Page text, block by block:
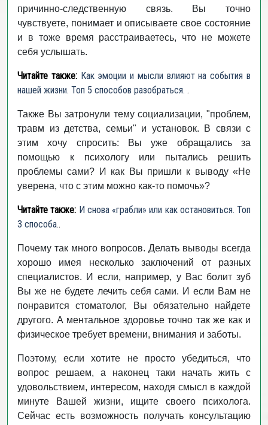
причинно-следственную связь. Вы точно
чувствуете, понимает и описываете свое состояние
и в тоже время расстраиваетесь, что не можете
себя услышать.
Читайте также: Как эмоции и мысли влияют на события в
нашей жизни. Топ 5 способов разобраться. .
Также Вы затронули тему социализации, "проблем,
травм из детства, семьи" и установок. В связи с
этим хочу спросить: Вы уже обращались за
помощью к психологу или пытались решить
проблемы сами? И как Вы пришли к выводу «Не
уверена, что с этим можно как-то помочь»?
Читайте также: И снова «грабли» или как остановиться. Топ
3 способа..
Почему так много вопросов. Делать выводы всегда
хорошо имея несколько заключений от разных
специалистов. И если, например, у Вас болит зуб
Вы же не будете лечить себя сами. И если Вам не
понравится стоматолог, Вы обязательно найдете
другого. А ментальное здоровье точно так же как и
физическое требует времени, внимания и заботы.
Поэтому, если хотите не просто убедиться, что
вопрос решаем, а наконец таки начать жить с
удовольствием, интересом, находя смысл в каждой
минуте Вашей жизни, ищите своего психолога.
Сейчас есть возможность получать консультацию